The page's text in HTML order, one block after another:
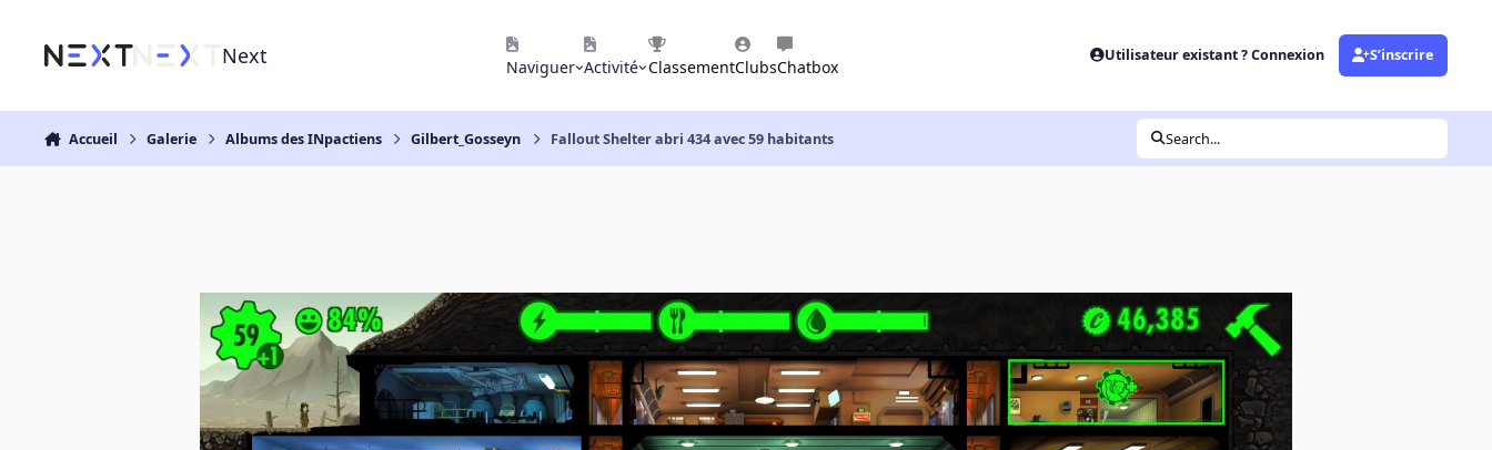
Next Naviguer Activité ClassementClubsChatbox
Utilisateur existant ? Connexion S’inscrire
Accueil Galerie Albums des INpactiens Gilbert_Gosseyn Fallout Shelter abri 434 avec 59 habitants Search...